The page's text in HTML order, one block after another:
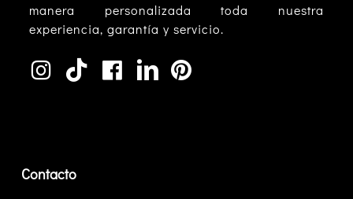
manera personalizada toda nuestra
experiencia, garantía y servicio.
Contacto